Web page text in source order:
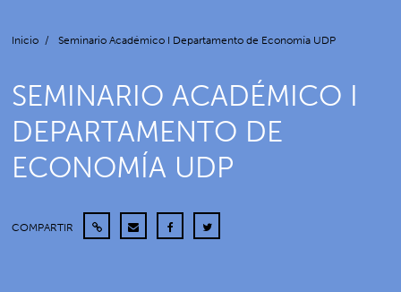
Inicio / Seminario Académico I Departamento de Economía UDP
SEMINARIO ACADÉMICO I
DEPARTAMENTO DE
ECONOMÍA UDP
COMPARTIR